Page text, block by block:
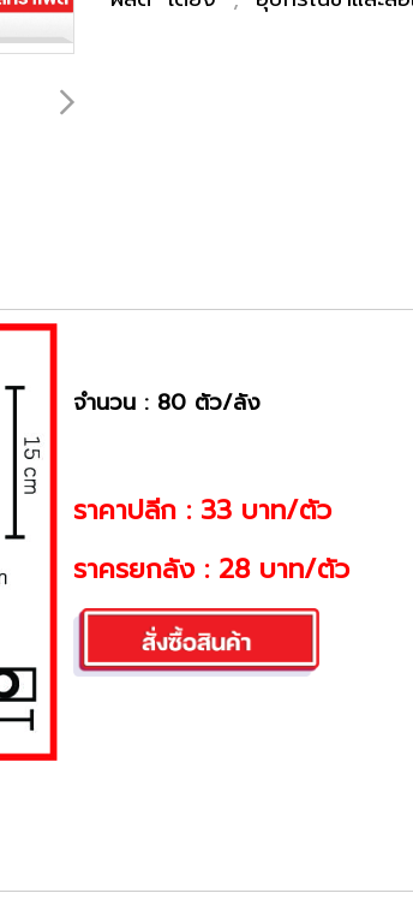
จำนวน : 80 ตัว/ลัง
ราคาปลีก : 33 บาท/ตัว
ราครยกลัง : 28 บาท/ตัว